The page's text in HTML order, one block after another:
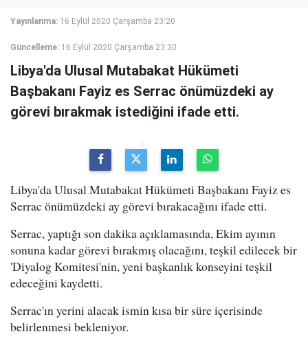
Yayınlanma: 16 Eylül 2020 Çarşamba 23:20
Güncelleme: 16 Eylül 2020 Çarşamba 23:30
Libya'da Ulusal Mutabakat Hükümeti
Başbakanı Fayiz es Serrac önümüzdeki ay
görevi bırakmak istediğini ifade etti.
Libya'da Ulusal Mutabakat Hükümeti Başbakanı Fayiz es
Serrac önümüzdeki ay görevi bırakacağını ifade etti.
Serrac, yaptığı son dakika açıklamasında, Ekim ayının
sonuna kadar görevi bırakmış olacağını, teşkil edilecek bir
'Diyalog Komitesi'nin, yeni başkanlık konseyini teşkil
edeceğini kaydetti.
Serrac'ın yerini alacak ismin kısa bir süre içerisinde
belirlenmesi bekleniyor.